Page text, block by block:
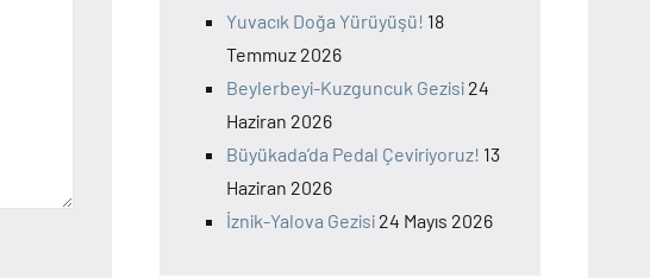
Yuvacık Doğa Yürüyüşü! 18
Temmuz 2026
Beylerbeyi-Kuzguncuk Gezisi 24
Haziran 2026
Büyükada’da Pedal Çeviriyoruz! 13
Haziran 2026
İznik-Yalova Gezisi 24 Mayıs 2026